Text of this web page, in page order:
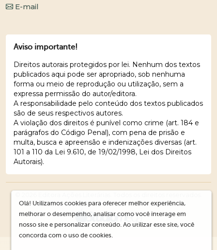
E-mail
Aviso importante!
Direitos autorais protegidos por lei. Nenhum dos textos
publicados aqui pode ser apropriado, sob nenhuma
forma ou meio de reprodução ou utilização, sem a
expressa permissão do autor/editora.
A responsabilidade pelo conteúdo dos textos publicados
são de seus respectivos autores.
A violação dos direitos é punível como crime (art. 184 e
parágrafos do Código Penal), com pena de prisão e
multa, busca e apreensão e indenizações diversas (art.
101 a 110 da Lei 9.610, de 19/02/1998, Lei dos Direitos
Autorais).
Olá! Utilizamos cookies para oferecer melhor experiência,
melhorar o desempenho, analisar como você interage em
nosso site e personalizar conteúdo. Ao utilizar este site, você
concorda com o uso de cookies.